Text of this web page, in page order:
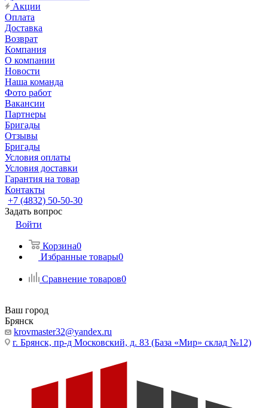
Акции
Оплата
Доставка
Возврат
Компания
О компании
Новости
Наша команда
Фото работ
Вакансии
Партнеры
Бригады
Отзывы
Бригады
Условия оплаты
Условия доставки
Гарантия на товар
Контакты
+7 (4832) 50-50-30
Задать вопрос
Войти
Корзина0
Избранные товары0
Сравнение товаров0
Ваш город
Брянск
krovmaster32@yandex.ru
г. Брянск, пр-д Московский, д. 83 (База «Мир» склад №12)